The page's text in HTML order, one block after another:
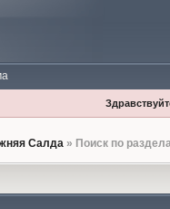
Салда» Поиск по